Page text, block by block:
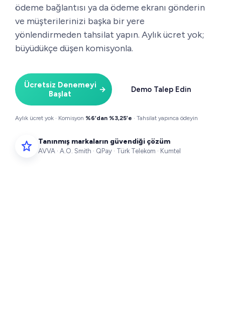
ödeme bağlantısı ya da ödeme ekranı gönderin
ve müşterilerinizi başka bir yere
yönlendirmeden tahsilat yapın. Aylık ücret yok;
büyüdükçe düşen komisyonla.
Ücretsiz Denemeyi
Başlat
→ Demo Talep Edin
Aylık ücret yok · Komisyon %6’dan %3,25’e · Tahsilat yapınca ödeyin
Tanınmış markaların güvendiği çözüm
AVVA · A.O. Smith · QPay · Türk Telekom · Kumtel